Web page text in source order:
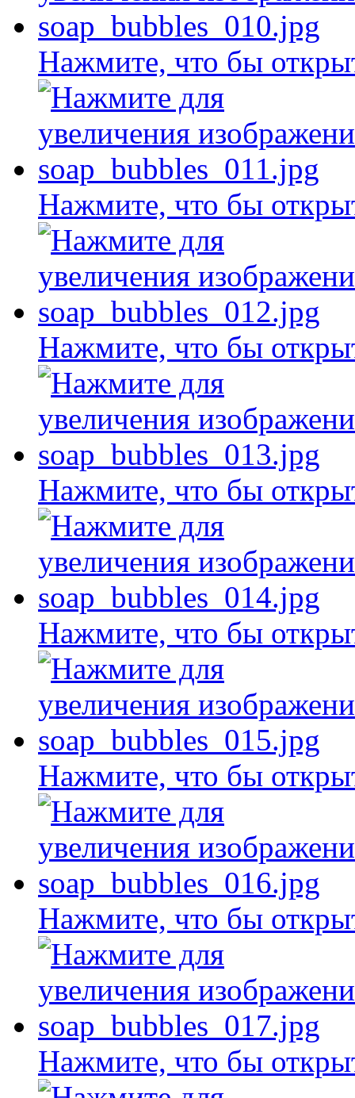
Нажмите, что бы
Нажмите, что бы
Нажмите, что бы
Нажмите, что бы
Нажмите, что бы
Нажмите, что бы
Нажмите, что бы
Нажмите, что бы